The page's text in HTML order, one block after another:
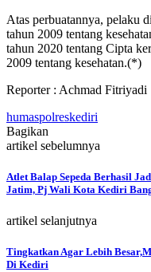
Atas perbuatannya, pelaku
tahun 2009 tentang
tahun 2020 tentang Cipta
2009 tentang kesehatan.(*)
Reporter : Achmad Fitriyadi
humaspolreskediri
Bagikan
artikel sebelumnya
Atlet Balap Sepeda Berhasil
Jatim, Pj Wali Kota Kediri
artikel selanjutnya
Tingkatkan Agar Lebih
Di Kediri